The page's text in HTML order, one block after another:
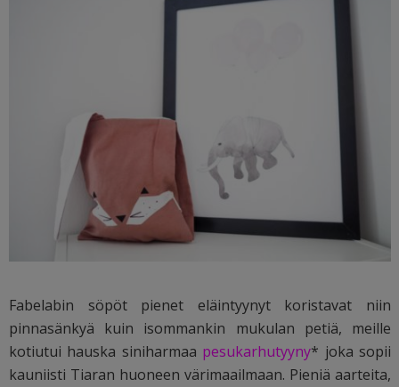
Fabelabin söpöt pienet eläintyynyt koristavat niin
pinnasänkyä kuin isommankin mukulan petiä, meille
kotiutui hauska siniharmaa pesukarhutyyny* joka sopii
kauniisti Tiaran huoneen värimaailmaan. Pieniä aarteita,